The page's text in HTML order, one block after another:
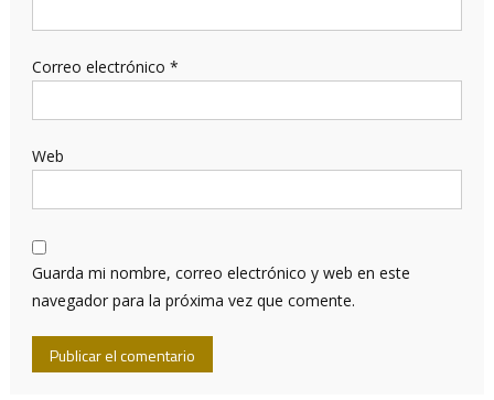
Correo electrónico *
Web
Guarda mi nombre, correo electrónico y web en este
navegador para la próxima vez que comente.